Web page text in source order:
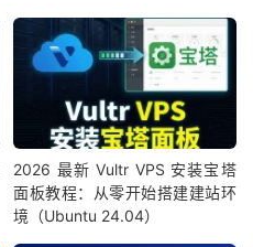
2026 最新 Vultr VPS 安装宝塔
面板教程：从零开始搭建建站环
境（Ubuntu 24.04）